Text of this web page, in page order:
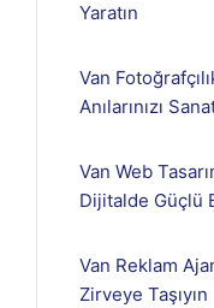
Yaratın
Van
Anılarınızı
Van Web
Dijitalde Güçlü
Van Reklam
Zirveye Taşıyın